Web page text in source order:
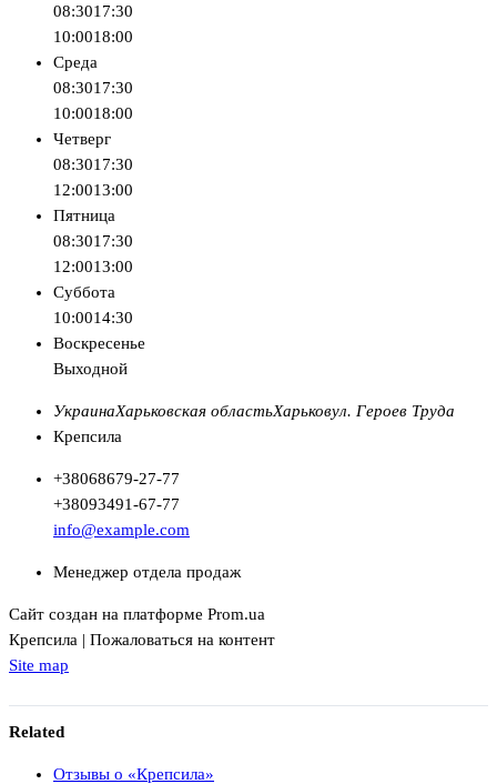
08:3017:30
10:0018:00
Среда
08:3017:30
10:0018:00
Четверг
08:3017:30
12:0013:00
Пятница
08:3017:30
12:0013:00
Суббота
10:0014:30
Воскресенье
Выходной
УкраинаХарьковская областьХарьковул. Героев Труда
Крепсила
+38068679-27-77
+38093491-67-77
info@example.com
Менеджер отдела продаж
Сайт создан на платформе Prom.ua
Крепсила | Пожаловаться на контент
Site map
Related
Отзывы о «Крепсила»